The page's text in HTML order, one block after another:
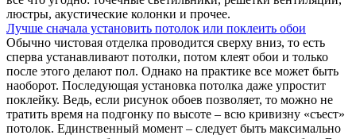
люстры, акустические колонки и прочее.
Лучше сначала установить потолок или поклеить обои
Обычно чистовая отделка проводится сверху вниз, то есть
сперва устанавливают потолки, потом клеят обои и только
после этого делают пол. Однако на практике все может быть
наоборот. Последующая установка потолка даже упростит
поклейку. Ведь, если рисунок обоев позволяет, то можно не
тратить время на подгонку по высоте – всю кривизну «съест»
потолок. Единственный момент – следует быть максимально